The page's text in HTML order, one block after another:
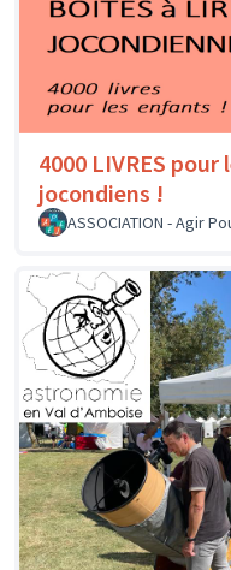
4000 LIVRES
jocondiens !
ASSOCIATION - Agir